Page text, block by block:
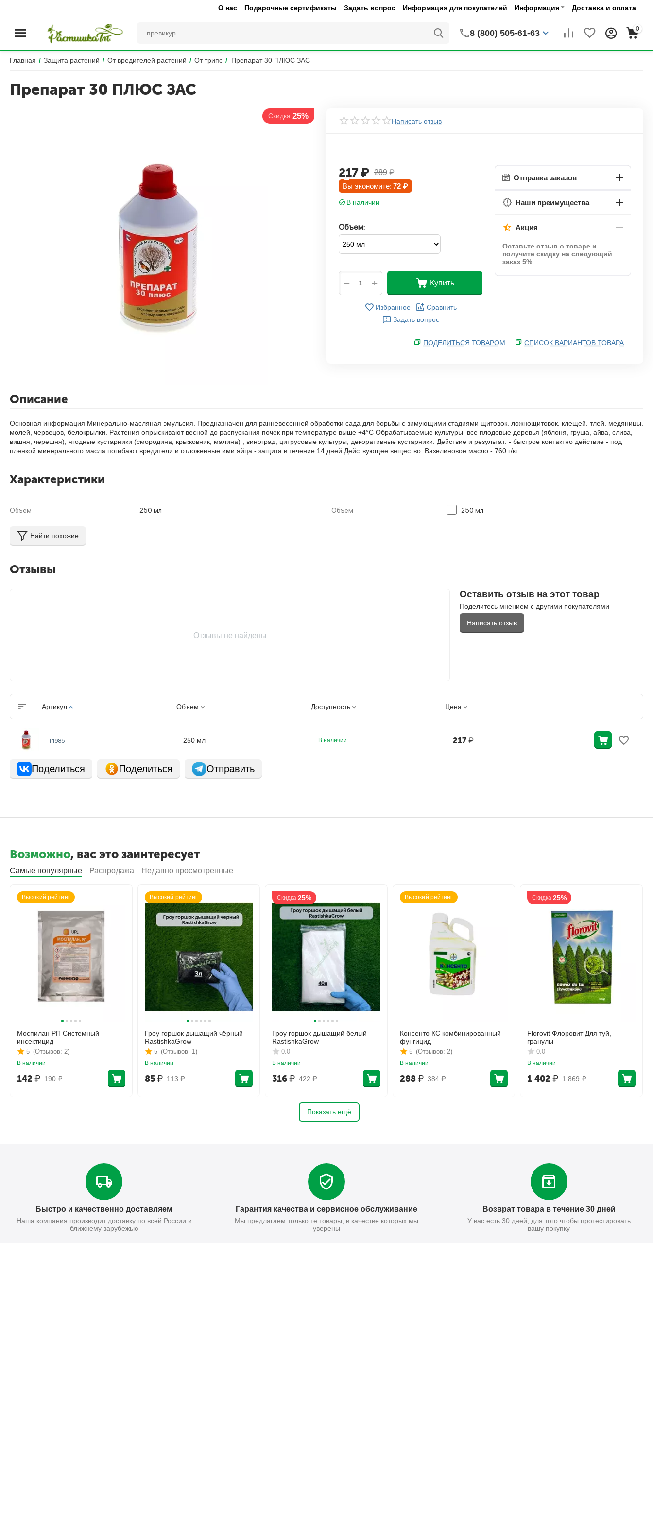
О нас Подарочные сертификаты Задать вопрос Информация для покупателей Информация Доставка и оплата
8 (800) 505-61-63 0
Главная / Защита растений / От вредителей растений / От трипс / Препарат 30 ПЛЮС ЗАС
Препарат 30 ПЛЮС ЗАС
Написать отзыв
217 ₽ 289 ₽
Вы экономите: 72 ₽
В наличии
Объем:
+
− Купить
Избранное
Сравнить
Задать вопрос
Отправка заказов
Наши преимущества
Акция
Оставьте отзыв о товаре и
получите скидку на следующий
заказ 5%
ПОДЕЛИТЬСЯ ТОВАРОМ СПИСОК ВАРИАНТОВ ТОВАРА
Описание
Основная информация Минерально-масляная эмульсия. Предназначен для ранневесенней обработки сада для борьбы с зимующими стадиями щитовок, ложнощитовок, клещей, тлей, медяницы,
молей, червецов, белокрылки. Растения опрыскивают весной до распускания почек при температуре выше +4°С Обрабатываемые культуры: все плодовые деревья (яблоня, груша, айва, слива,
вишня, черешня), ягодные кустарники (смородина, крыжовник, малина) , виноград, цитрусовые культуры, декоративные кустарники. Действие и результат: - быстрое контактно действие - под
пленкой минерального масла погибают вредители и отложенные ими яйца - защита в течение 14 дней Действующее вещество: Вазелиновое масло - 760 г/кг
Характеристики
Объем 250 мл Объём 250 мл
Найти похожие
Отзывы
Отзывы не найдены
Оставить отзыв на этот товар
Поделитесь мнением с другими покупателями
Написать отзыв
Артикул Объем Доступность Цена
Т1985 250 мл В наличии 217 ₽
Поделиться Поделиться Отправить
Возможно, вас это заинтересует
Самые популярные Распродажа Недавно просмотренные
Высокий рейтинг
Моспилан РП Системный
инсектицид
(Отзывов: 2)
5
В наличии
190 ₽
142 ₽
Высокий рейтинг
Гроу горшок дышащий чёрный
RastishkaGrow
(Отзывов: 1)
5
В наличии
113 ₽
85 ₽
Скидка 25%
Гроу горшок дышащий белый
RastishkaGrow
0.0
В наличии
422 ₽
316₽
Высокий рейтинг
Консенто КС комбинированный
фунгицид
(Отзывов: 2)
5
В наличии
384 ₽
288₽
Скидка 25%
Florovit Флоровит Для туй,
гранулы
0.0
В наличии
1 869 ₽
1 402 ₽
Показать ещё
Быстро и качественно доставляем
Наша компания производит доставку по всей России и
ближнему зарубежью
Гарантия качества и сервисное обслуживание
Мы предлагаем только те товары, в качестве которых мы
уверены
Возврат товара в течение 30 дней
У вас есть 30 дней, для того чтобы протестировать
вашу покупку